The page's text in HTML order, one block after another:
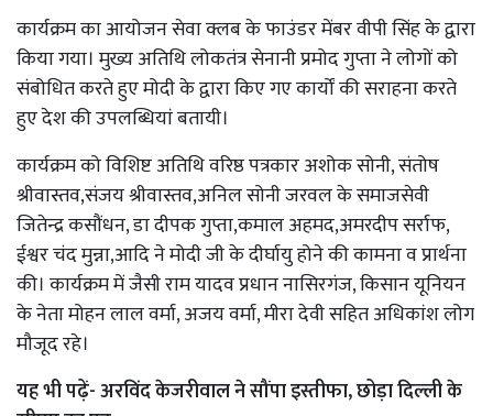
कार्यक्रम का आयोजन सेवा क्लब के फाउंडर मेंबर वीपी सिंह के द्वारा
किया गया। मुख्य अतिथि लोकतंत्र सेनानी प्रमोद गुप्ता ने लोगों को
संबोधित करते हुए मोदी के द्वारा किए गए कार्यों की सराहना करते
हुए देश की उपलब्धियां बतायी।
कार्यक्रम को विशिष्ट अतिथि वरिष्ठ पत्रकार अशोक सोनी, संतोष
श्रीवास्तव,संजय श्रीवास्तव,अनिल सोनी जरवल के समाजसेवी
जितेन्द्र कसौंधन, डा दीपक गुप्ता,कमाल अहमद,अमरदीप सर्राफ,
ईश्वर चंद मुन्ना,आदि ने मोदी जी के दीर्घायु होने की कामना व प्रार्थना
की‌। कार्यक्रम में जैसी राम यादव प्रधान नासिरगंज, किसान यूनियन
के नेता मोहन लाल वर्मा, अजय वर्मा, मीरा देवी सहित अधिकांश लोग
मौजूद रहे।
यह भी पढ़ें-अरविंद केजरीवाल ने सौंपा इस्तीफा, छोड़ा दिल्ली के